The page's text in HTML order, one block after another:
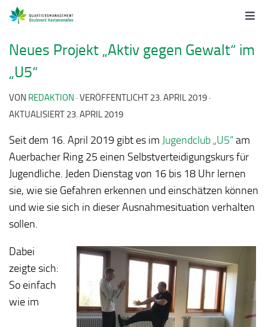
Neues Projekt „Aktiv gegen Gewalt“ im
„U5“
VON REDAKTION · VERÖFFENTLICHT 23. APRIL 2019 ·
AKTUALISIERT 23. APRIL 2019
Seit dem 16. April 2019 gibt es im Jugendclub „U5“am
Auerbacher Ring 25 einen Selbstverteidigungskurs für
Jugendliche. Jeden Dienstag von 16 bis 18 Uhr lernen
sie, wie sie Gefahren erkennen und einschätzen können
und wie sie sich in dieser Ausnahmesituation verhalten
sollen.
Dabei
zeigte sich:
So einfach
wie im